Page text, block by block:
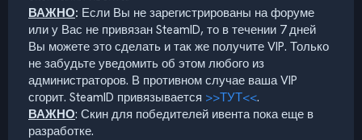
ВАЖНО: Если Вы не зарегистрированы на форуме
или у Вас не привязан SteamID, то в течении 7 дней
Вы можете это сделать и так же получите VIP. Только
не забудьте уведомить об этом любого из
администраторов. В противном случае ваша VIP
сгорит. SteamID привязывается >>ТУТ<<.
ВАЖНО: Скин для победителей ивента пока еще в
разработке.